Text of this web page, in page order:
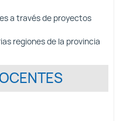
a través de proyectos
regiones de la provincia